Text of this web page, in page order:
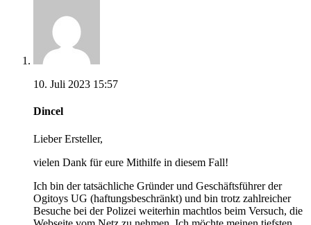
10. Juli 2023 15:57
Dincel
Lieber Ersteller,
vielen Dank für eure Mithilfe in diesem Fall!
Ich bin der tatsächliche Gründer und Geschäftsführer der
Ogitoys UG (haftungsbeschränkt) und bin trotz zahlreicher
Besuche bei der Polizei weiterhin machtlos beim Versuch, die